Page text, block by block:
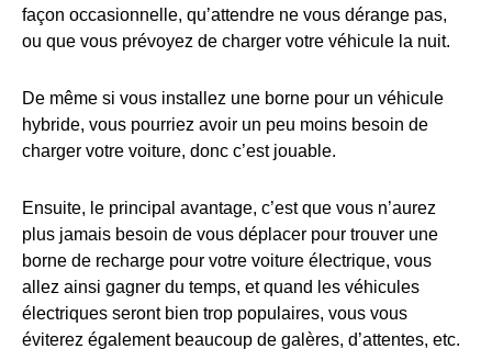
façon occasionnelle, qu’attendre ne vous dérange pas,
ou que vous prévoyez de charger votre véhicule la nuit.
De même si vous installez une borne pour un véhicule
hybride, vous pourriez avoir un peu moins besoin de
charger votre voiture, donc c’est jouable.
Ensuite, le principal avantage, c’est que vous n’aurez
plus jamais besoin de vous déplacer pour trouver une
borne de recharge pour votre voiture électrique, vous
allez ainsi gagner du temps, et quand les véhicules
électriques seront bien trop populaires, vous vous
éviterez également beaucoup de galères, d’attentes, etc.